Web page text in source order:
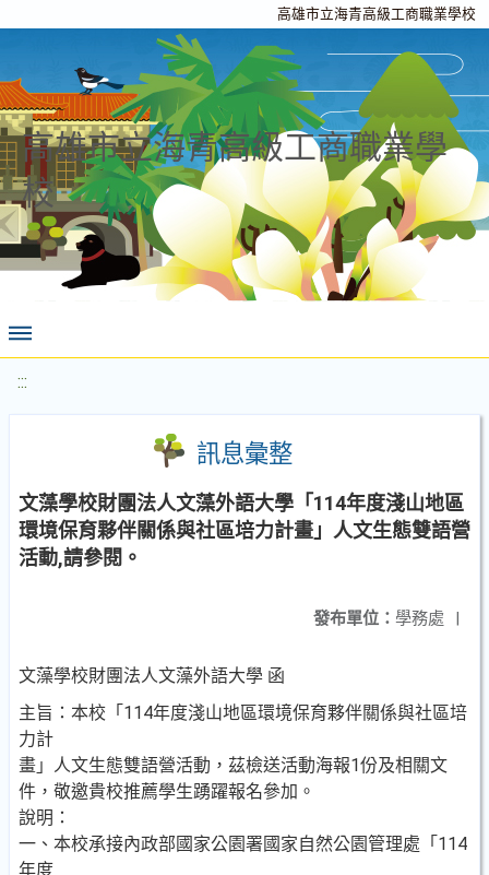
高雄市立海青高級工商職業學校
高雄市立海青高級工商職業學
校
:::
訊息彙整
文藻學校財團法人文藻外語大學「114年度淺山地區
環境保育夥伴關係與社區培力計畫」人文生態雙語營
活動,請參閱。
發布單位： 學務處 |
文藻學校財團法人文藻外語大學 函
主旨：本校「114年度淺山地區環境保育夥伴關係與社區培
力計
畫」人文生態雙語營活動，茲檢送活動海報1份及相關文
件，敬邀貴校推薦學生踴躍報名參加。
說明：
一、本校承接內政部國家公園署國家自然公園管理處「114
年度